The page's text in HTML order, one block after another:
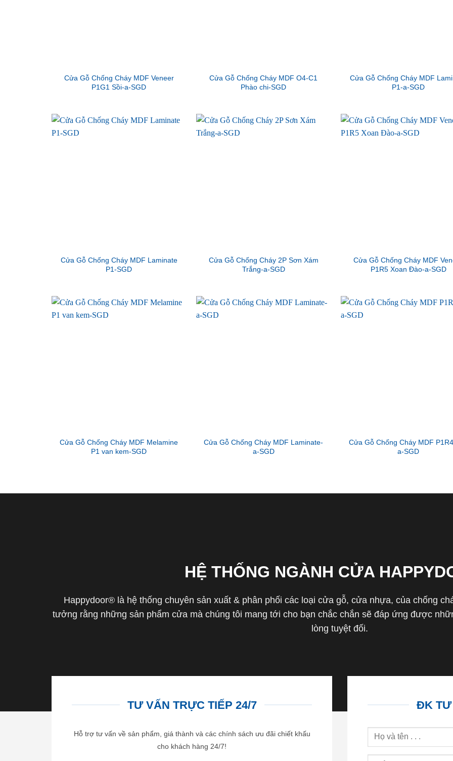
Cửa Gỗ Chống Cháy MDF Veneer
P1G1 Sồi-a-SGD
Cửa Gỗ Chống Cháy MDF O4-C1
Phào chi-SGD
Cửa Gỗ Chống Cháy MDF
P1-a-SGD
Cửa Gỗ Chống Cháy MDF Laminate
P1-SGD
Cửa Gỗ Chống Cháy 2P Sơn Xám
Trắng-a-SGD
Cửa Gỗ Chống Cháy MDF
P1R5 Xoan Đào-a-SGD
Cửa Gỗ Chống Cháy MDF Melamine
P1 van kem-SGD
Cửa Gỗ Chống Cháy MDF Laminate-
a-SGD
Cửa Gỗ Chống Cháy MDF
a-SGD
HỆ THỐNG NGÀNH CỬA
Happydoor® là hệ thống chuyên sản xuất & phân phối các loại cửa gỗ, cửa nhựa, của chống
tưởng rằng những sản phẩm cửa mà chúng tôi mang tới cho bạn chắc chắn sẽ đáp ứng được
lòng tuyệt đối.
TƯ VẤN TRỰC TIẾP 24/7
Hỗ trợ tư vấn về sản phẩm, giá thành và các chính sách ưu đãi chiết khấu
cho khách hàng 24/7!
ĐK TƯ